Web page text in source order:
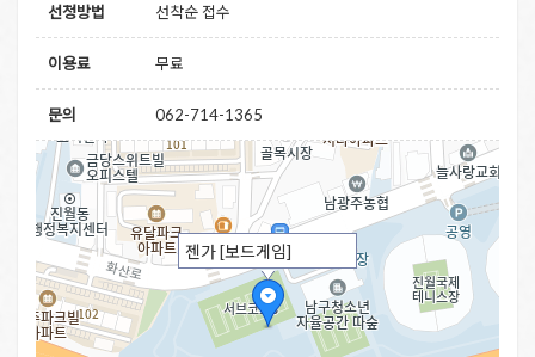
선정방법 선착순 접수
이용료 무료
문의 062-714-1365
젠가 [보드게임]